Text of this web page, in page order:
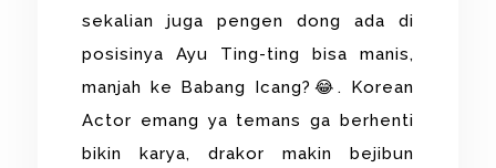
sekalian juga pengen dong ada di
posisinya Ayu Ting-ting bisa manis,
manjah ke Babang Icang?😂. Korean
Actor emang ya temans ga berhenti
bikin karya, drakor makin bejibun